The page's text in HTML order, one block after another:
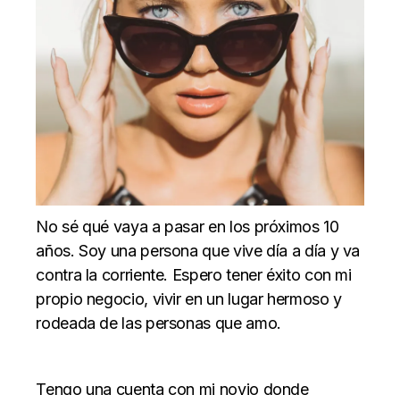
No sé qué vaya a pasar en los próximos 10
años. Soy una persona que vive día a día y va
contra la corriente. Espero tener éxito con mi
propio negocio, vivir en un lugar hermoso y
rodeada de las personas que amo.
Tengo una cuenta con mi novio donde